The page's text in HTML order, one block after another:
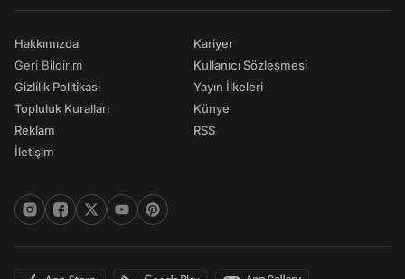
Hakkımızda
Geri Bildirim
Gizlilik Politikası
Topluluk Kuralları
Reklam
İletişim
Kariyer
Kullanıcı Sözleşmesi
Yayın İlkeleri
Künye
RSS